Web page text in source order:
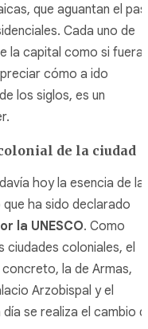
que aguantan el
Cada uno de
la capital como si fuera
cómo a ido
los siglos, es un
de la ciudad
hoy la esencia de la
que ha sido declarado
la UNESCO. Como
ciudades coloniales, el
la de Armas,
Arzobispal y el
se realiza el cambio